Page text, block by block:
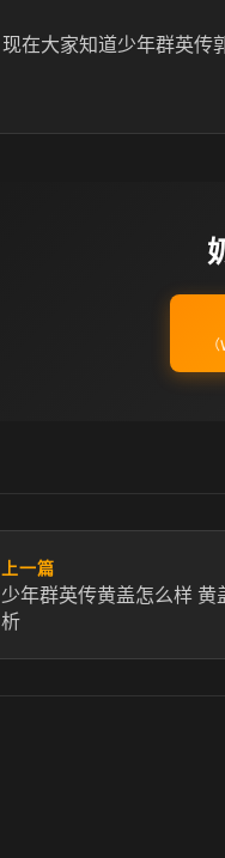
现在大家知道少年群英传
上一篇
少年群英传黄盖怎么样 黄
析